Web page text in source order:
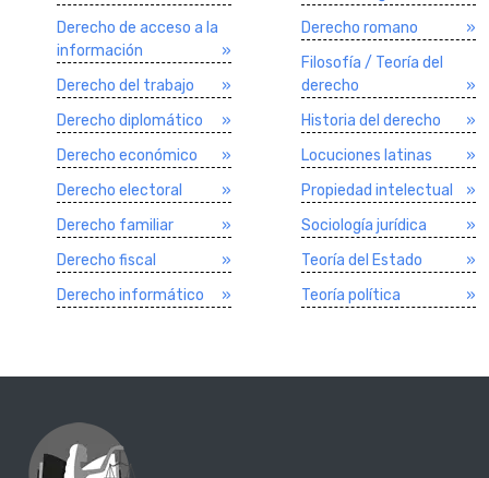
Derecho de acceso a la
información
»
Derecho del trabajo
»
Derecho diplomático
»
Derecho económico
»
Derecho electoral
»
Derecho familiar
»
Derecho fiscal
»
Derecho informático
»
Derecho romano
»
Filosofí­a / Teorí­a del
derecho
»
Historia del derecho
»
Locuciones latinas
»
Propiedad intelectual
»
Sociologí­a jurí­dica
»
Teorí­a del Estado
»
Teorí­a polí­tica
»